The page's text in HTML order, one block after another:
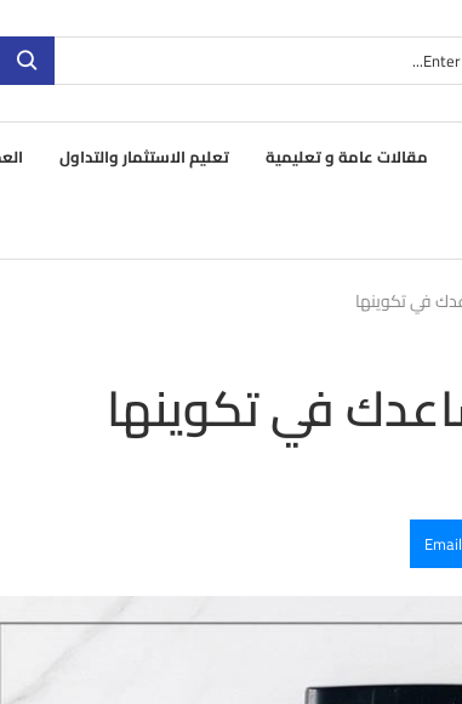
مقالات عامة و تعليمية تعليم الاستثمار والتداول
Email